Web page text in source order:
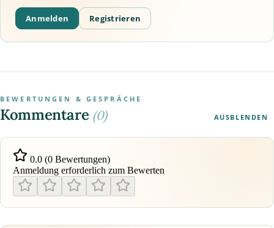
Anmelden Registrieren
BEWERTUNGEN & GESPRÄCHE
Kommentare (0) AUSBLENDEN
0.0 (0 Bewertungen)
Anmeldung erforderlich zum Bewerten